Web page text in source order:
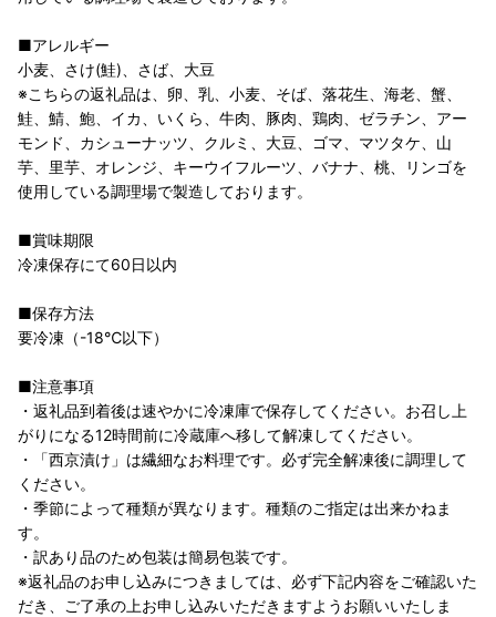
■アレルギー
小麦、さけ(鮭)、さば、大豆
※こちらの返礼品は、卵、乳、小麦、そば、落花生、海老、蟹、
鮭、鯖、鮑、イカ、いくら、牛肉、豚肉、鶏肉、ゼラチン、アー
モンド、カシューナッツ、クルミ、大豆、ゴマ、マツタケ、山
芋、里芋、オレンジ、キーウイフルーツ、バナナ、桃、リンゴを
使用している調理場で製造しております。
■賞味期限
冷凍保存にて60日以内
■保存方法
要冷凍（-18℃以下）
■注意事項
・返礼品到着後は速やかに冷凍庫で保存してください。お召し上
がりになる12時間前に冷蔵庫へ移して解凍してください。
・「西京漬け」は繊細なお料理です。必ず完全解凍後に調理して
ください。
・季節によって種類が異なります。種類のご指定は出来かねま
す。
・訳あり品のため包装は簡易包装です。
※返礼品のお申し込みにつきましては、必ず下記内容をご確認いた
だき、ご了承の上お申し込みいただきますようお願いいたしま